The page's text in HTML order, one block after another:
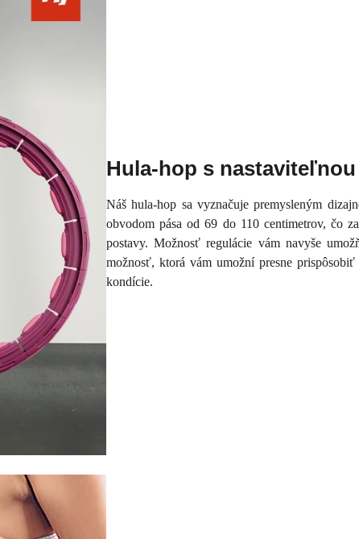
Hula-hop s
Náš hula-hop sa vyznačuje premysleným
obvodom pása od 69 do 110 centimetrov, čo
postavy. Možnosť regulácie vám navyše
možnosť, ktorá vám umožní presne
kondície.